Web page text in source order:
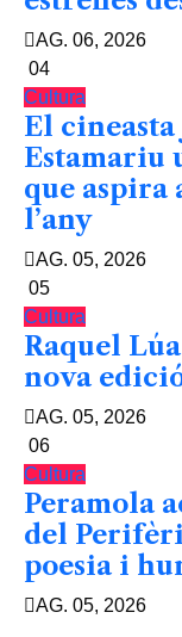
AG. 06, 2026
04
Cultura
El
Estamariu
que
l’any
AG. 05, 2026
05
Cultura
Raquel
nova
AG. 05, 2026
06
Cultura
Peramola
del
poesia i
AG. 05, 2026